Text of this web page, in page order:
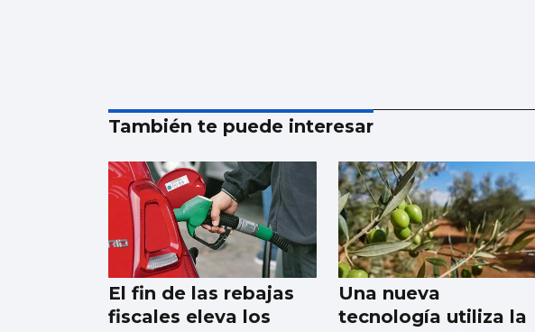
También te puede interesar
El fin de las rebajas
fiscales eleva los
Una nueva
tecnología utiliza la